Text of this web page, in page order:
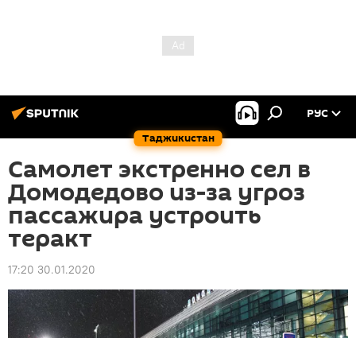
Таджикистан
РУС
Самолет экстренно сел в
Домодедово из-за угроз
пассажира устроить
теракт
17:20 30.01.2020